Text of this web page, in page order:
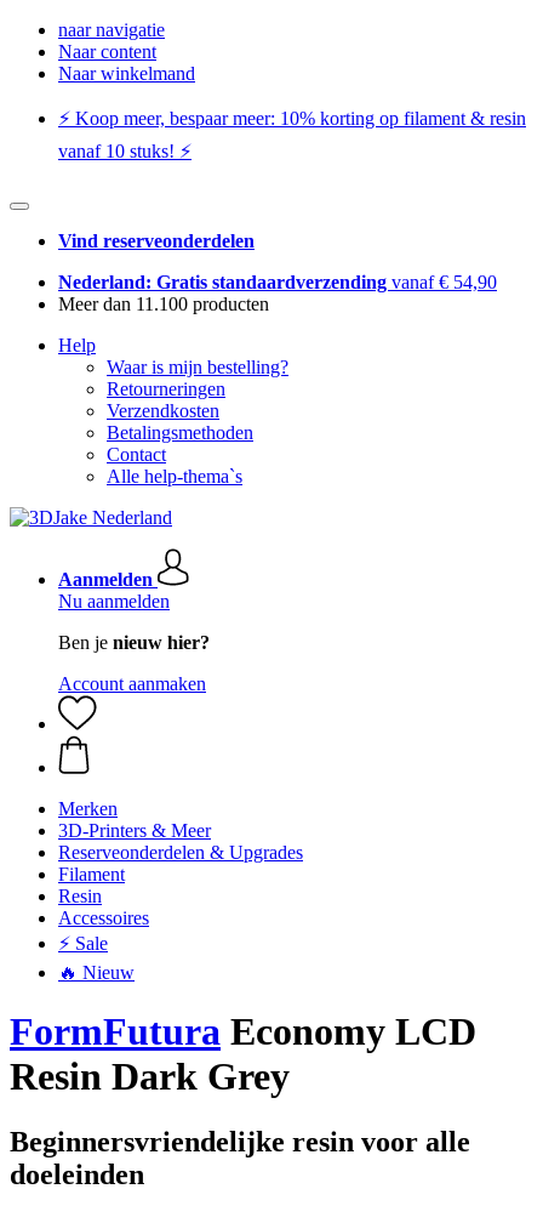
naar navigatie
Naar content
Naar winkelmand
⚡️ Koop meer, bespaar meer: ​​10% korting op filament & resin
vanaf 10 stuks! ⚡️
Vind reserveonderdelen
Nederland: Gratis standaardverzending vanaf € 54,90
Meer dan 11.100 producten
Help
Waar is mijn bestelling?
Retourneringen
Verzendkosten
Betalingsmethoden
Contact
Alle help-thema`s
Aanmelden
Nu aanmelden
Ben je nieuw hier?
Account aanmaken
Merken
3D-Printers & Meer
Reserveonderdelen & Upgrades
Filament
Resin
Accessoires
⚡ Sale
🔥 Nieuw
FormFutura Economy LCD
Resin Dark Grey
Beginnersvriendelijke resin voor alle
doeleinden